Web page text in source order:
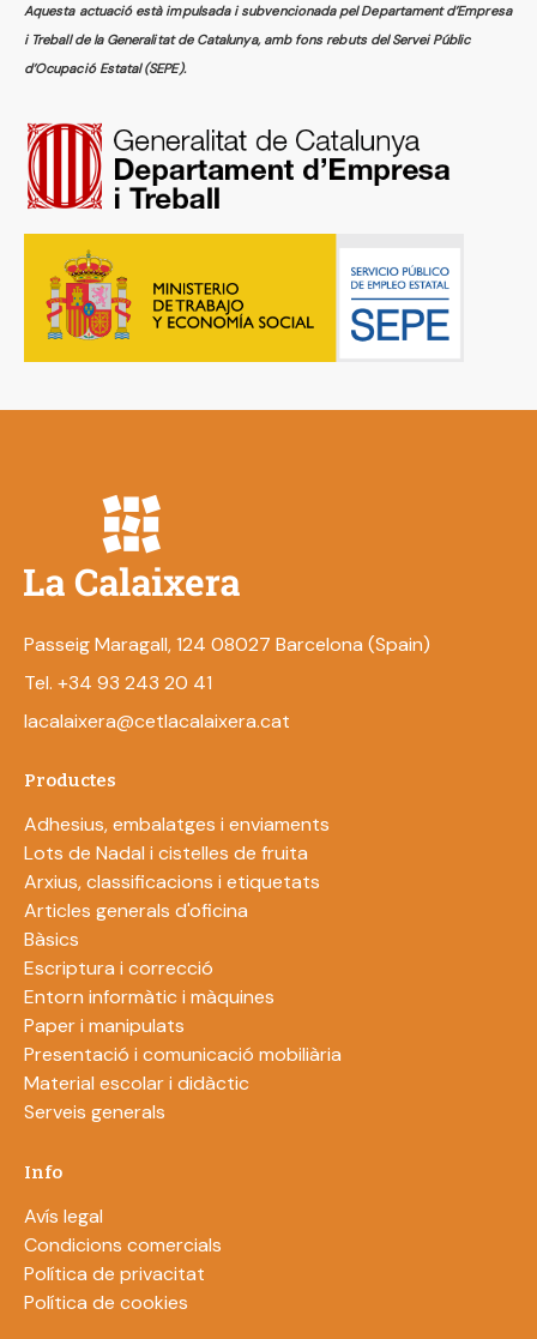
Aquesta actuació està impulsada i subvencionada pel Departament d’Empresa
i Treball de la Generalitat de Catalunya, amb fons rebuts del Servei Públic
d’Ocupació Estatal (SEPE).
Passeig Maragall, 124 08027 Barcelona (Spain)
Tel. +34 93 243 20 41
lacalaixera@cetlacalaixera.cat
Productes
Adhesius, embalatges i enviaments
Lots de Nadal i cistelles de fruita
Arxius, classificacions i etiquetats
Articles generals d'oficina
Bàsics
Escriptura i correcció
Entorn informàtic i màquines
Paper i manipulats
Presentació i comunicació mobiliària
Material escolar i didàctic
Serveis generals
Info
Avís legal
Condicions comercials
Política de privacitat
Política de cookies